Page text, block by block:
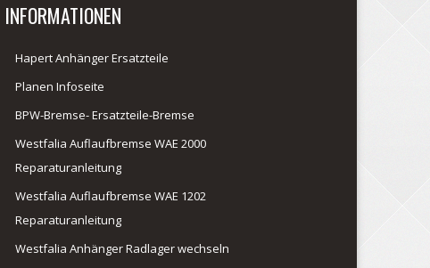
INFORMATIONEN
Hapert Anhänger Ersatzteile
Planen Infoseite
BPW-Bremse- Ersatzteile-Bremse
Westfalia Auflaufbremse WAE 2000
Reparaturanleitung
Westfalia Auflaufbremse WAE 1202
Reparaturanleitung
Westfalia Anhänger Radlager wechseln